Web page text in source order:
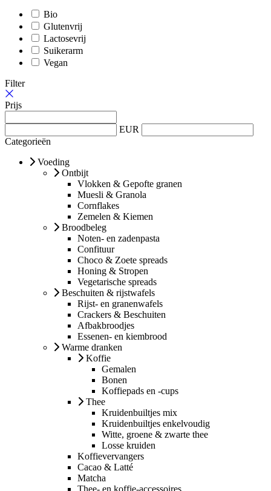
Bio
Glutenvrij
Lactosevrij
Suikerarm
Vegan
Filter
Prijs
EUR
Categorieën
Voeding
Ontbijt
Vlokken & Gepofte granen
Muesli & Granola
Cornflakes
Zemelen & Kiemen
Broodbeleg
Noten- en zadenpasta
Confituur
Choco & Zoete spreads
Honing & Stropen
Vegetarische spreads
Beschuiten & rijstwafels
Rijst- en granenwafels
Crackers & Beschuiten
Afbakbroodjes
Essenen- en kiembrood
Warme dranken
Koffie
Gemalen
Bonen
Koffiepads en -cups
Thee
Kruidenbuiltjes mix
Kruidenbuiltjes enkelvoudig
Witte, groene & zwarte thee
Losse kruiden
Koffievervangers
Cacao & Latté
Matcha
Thee- en koffie-accessoires